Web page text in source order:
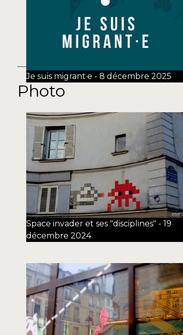
Je suis migrant·e - 8 décembre 2025
Photo
Space invader et ses "disciplines" - 19
décembre 2024